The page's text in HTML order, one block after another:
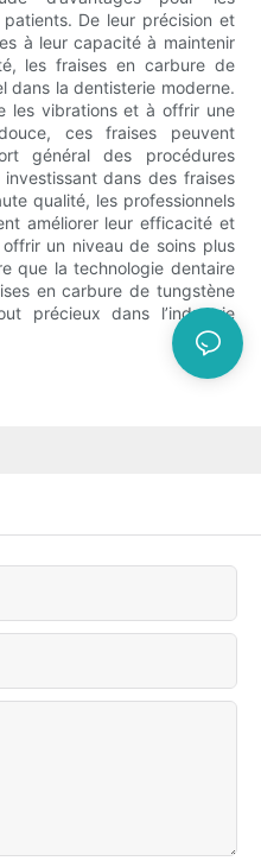
De leur précision et
à leur capacité à maintenir
les fraises en carbure de
dans la dentisterie moderne.
les vibrations et à offrir une
ces fraises peuvent
général des procédures
dans des fraises
qualité, les professionnels
améliorer leur efficacité et
un niveau de soins plus
que la technologie dentaire
en carbure de tungstène
précieux dans l’industrie